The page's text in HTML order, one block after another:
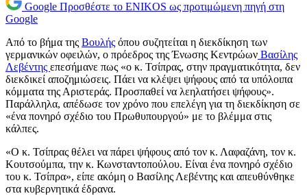
Google Προσθέστε το ENIKOS ως προτιμώμενη πηγή στη
Google
Από το βήμα της Βουλής όπου συζητείται η διεκδίκηση των
γερμανικών οφειλών, ο πρόεδρος της Ένωσης Κεντρώων Βασίλης
Λεβέντης επεσήμανε πως «ο κ. Τσίπρας, στην πραγματικότητα, δεν
διεκδικεί αποζημιώσεις. Πάει να κλέψει ψήφους από τα υπόλοιπα
κόμματα της Αριστεράς. Προσπαθεί να λεηλατήσει ψήφους».
Παράλληλα, απέδωσε τον χρόνο που επελέγη για τη διεκδίκηση σε
«ένα πονηρό σχέδιο του Πρωθυπουργού» με το βλέμμα στις
κάλπες.
«Ο κ. Τσίπρας θέλει να πάρει ψήφους από τον κ. Λαφαζάνη, τον κ.
Κουτσούμπα, την κ. Κωνσταντοπούλου. Είναι ένα πονηρό σχέδιο
του κ. Τσίπρα», είπε ακόμη ο Βασίλης Λεβέντης και απευθύνθηκε
στα κυβερνητικά έδρανα.